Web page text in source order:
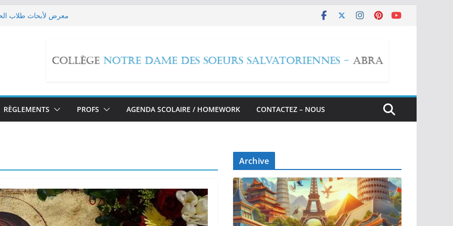
معرض لأبحاث طلاب
مسيرة صلاة بمناسبة تطويب
RÈGLEMENTS PROFS AGENDA SCOLAIRE / HOMEWORK CONTACTEZ – NOUS
Archive